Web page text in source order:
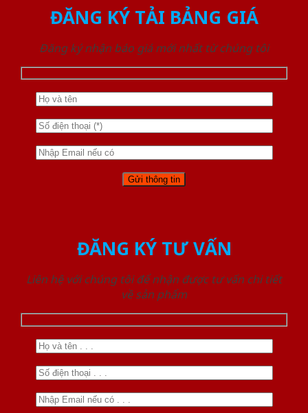
ĐĂNG KÝ TẢI BẢNG GIÁ
Đăng ký nhận báo giá mới nhất từ chúng tôi
ĐĂNG KÝ TƯ VẤN
Liên hệ với chúng tôi để nhận được tư vấn chi tiết
về sản phẩm